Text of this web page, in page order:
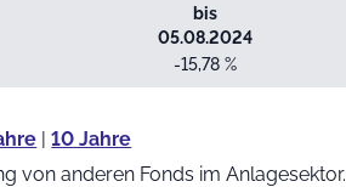
bis
05.08.2024
-15,78 %
|10 Jahre
von anderen Fonds im Anlagesektor.